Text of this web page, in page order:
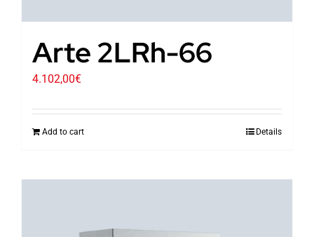
Arte 2LRh-66
4.102,00€
Add to cart Details